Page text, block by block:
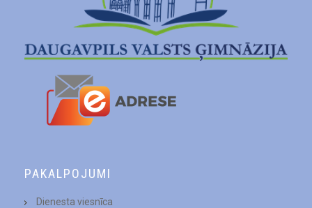
PAKALPOJUMI
Dienesta viesnīca